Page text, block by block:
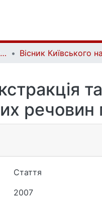
Наукова періодика | Scientific periodicals
речовин
Стаття
2007